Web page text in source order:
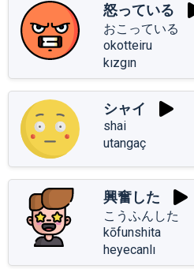
怒っている
おこっている
okotteiru
kızgın
シャイ
shai
utangaç
興奮した
こうふんした
kōfunshita
heyecanlı